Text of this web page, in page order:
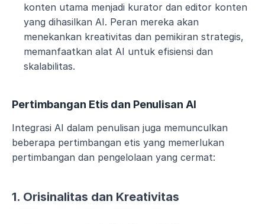
konten utama menjadi kurator dan editor konten
yang dihasilkan AI. Peran mereka akan
menekankan kreativitas dan pemikiran strategis,
memanfaatkan alat AI untuk efisiensi dan
skalabilitas.
Pertimbangan Etis dan Penulisan AI
Integrasi AI dalam penulisan juga memunculkan
beberapa pertimbangan etis yang memerlukan
pertimbangan dan pengelolaan yang cermat:
1. Orisinalitas dan Kreativitas